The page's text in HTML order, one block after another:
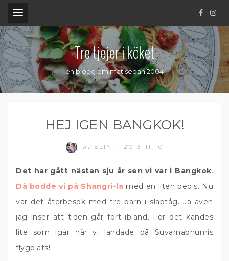
.
Tre tjejer i köket
en blogg om mat sedan 2004
HEJ IGEN BANGKOK!
av ELIN 2013-11-10
Det har gått nästan sju år sen vi var i Bangkok.
Då bodde vi på Shangri-la med en liten bebis. Nu
var det återbesök med tre barn i släptåg. Ja även
jag inser att tiden går fort ibland. För det kändes
lite som igår när vi landade på Suvarnabhumis
flygplats!